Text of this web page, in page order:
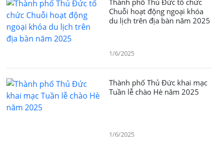
Thành phố Thủ Đức tổ chức
Chuỗi hoạt động ngoại khóa
du lịch trên địa bàn năm 2025
1/6/2025
Thành phố Thủ Đức khai mạc
Tuần lễ chào Hè năm 2025
1/6/2025